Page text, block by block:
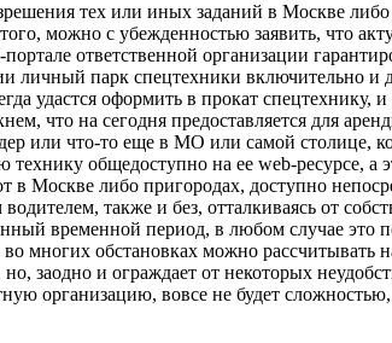
тех или иных заданий в Москве
можно с убежденностью заявить, что
портале ответственной организации
личный парк спецтехники включительно
удастся оформить в прокат спецтехнику,
что на сегодня предоставляется для
или что-то еще в МО или самой столице,
общедоступно на ее web-ресурсе, а
Москве либо пригородах, доступно
также и без, отталкиваясь от
временной период, в любом случае
многих обстановках можно
заодно и ограждает от некоторых
вовсе не будет сложностью,